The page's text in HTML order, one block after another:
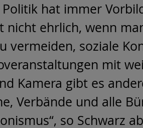
hat immer
ehrlich, wenn
vermeiden, soziale
mit
Kamera gibt es
Verbände und alle
so Schwarz